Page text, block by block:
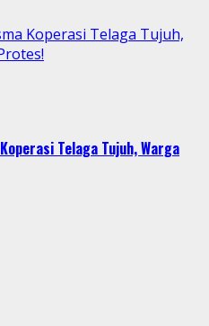
Koperasi Telaga Tujuh,
Telaga Tujuh, Warga